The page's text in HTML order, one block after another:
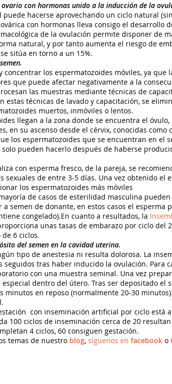
con hormonas unido a la inducción de la
puede hacerse aprovechando un ciclo natural
con hormonas lleva consigo el desarrollo
de la ovulación permite disponer de
natural, y por tanto aumenta el riesgo de
sitúa en torno a un 15%.
concentrar los espermatozoides móviles, ya que
que puede afectar negativamente a la
las muestras mediante técnicas de
estas técnicas de lavado y capacitación, se
muertos, inmóviles o lentos.
llegan a la zona donde se encuentra el
en su ascenso desde el cérvix, conocidas como
los espermatozoides que se encuentran en el
pueden hacerlo después de haberse
con esperma fresco, de la pareja, se
sexuales de entre 3-5 días. Una vez obtenido el
los espermatozoides más móviles
de casos de esterilidad masculina pueden
semen de donante, en estos casos el esperma
congelado).En cuanto a resultados, la
unas tasas de embarazo por ciclo del
6 ciclos.
del semen en la cavidad uterina.
tipo de anestesia ni resulta dolorosa. La
seguidos tras haber inducido la ovulación. Para
con una muestra seminal. Una vez
dentro del útero. Tras ser depositado el
minutos en reposo (normalmente 20-30
con inseminación artificial por ciclo está
100 ciclos de inseminación cerca de 20
4 ciclos, 60 consiguen gestación.
temas de nuestro blog, síguenos en facebooko